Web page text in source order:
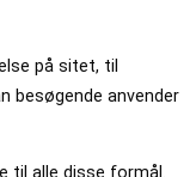
på sitet, til
besøgende anvender
til alle disse formål.